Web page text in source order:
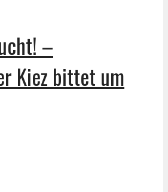
–
Kiez bittet um